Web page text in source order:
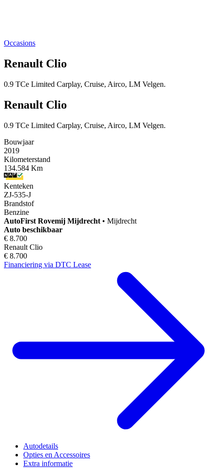
Occasions
Renault Clio
0.9 TCe Limited Carplay, Cruise, Airco, LM Velgen.
Renault Clio
0.9 TCe Limited Carplay, Cruise, Airco, LM Velgen.
Bouwjaar
2019
Kilometerstand
134.584 Km
Kenteken
ZJ-535-J
Brandstof
Benzine
AutoFirst Rovemij Mijdrecht • Mijdrecht
Auto beschikbaar
€ 8.700
Renault Clio
€ 8.700
Financiering via DTC Lease
Autodetails
Opties en Accessoires
Extra informatie